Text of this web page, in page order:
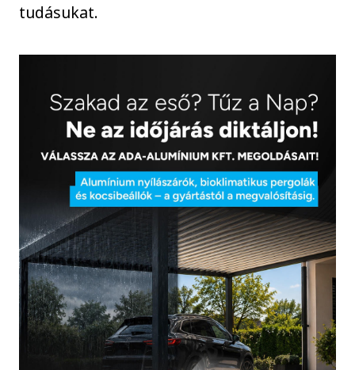
tudásukat.